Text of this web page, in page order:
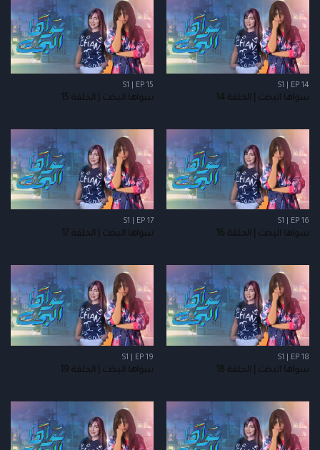
S1 | EP 14
سواها البخت | الحلقة 14
S1 | EP 15
سواها البخت | الحلقة 15
S1 | EP 16
سواها البخت | الحلقة 16
S1 | EP 17
سواها البخت | الحلقة 17
S1 | EP 18
سواها البخت | الحلقة 18
S1 | EP 19
سواها البخت | الحلقة 19